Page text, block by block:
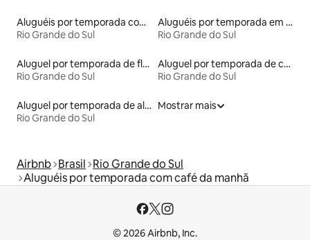
Aluguéis por temporada com acesso ao lago
Rio Grande do Sul
Aluguéis por temporada em acampamentos
Rio Grande do Sul
Aluguel por temporada de flats
Rio Grande do Sul
Aluguel por temporada de casas na árvore
Rio Grande do Sul
Aluguel por temporada de alojamentos ecológicos
Rio Grande do Sul
Mostrar mais
Airbnb Brasil Rio Grande do Sul
Aluguéis por temporada com café da manhã
© 2026 Airbnb, Inc.